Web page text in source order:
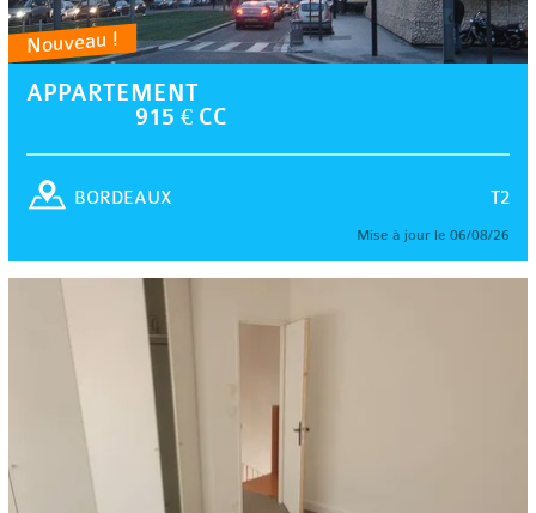
Nouveau !
APPARTEMENT
915 € CC
T2
BORDEAUX
Mise à jour le 06/08/26